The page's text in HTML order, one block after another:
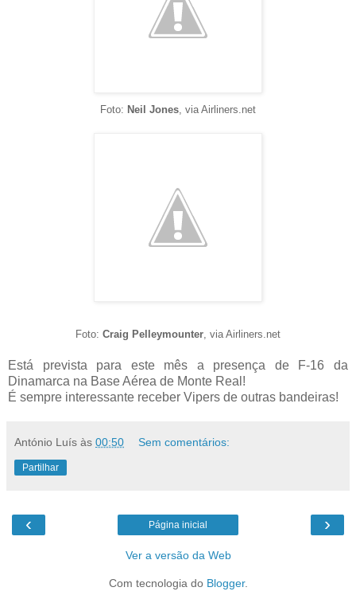
Foto: Neil Jones , via Airliners.net
Foto: Craig Pelleymounter , via Airliners.net
Está prevista para este mês a presença de F-16 da
Dinamarca na Base Aérea de Monte Real!
É sempre interessante receber Vipers de outras bandeiras!
António Luís às 00:50 Sem comentários:
Partilhar
‹ ›
Página inicial
Ver a versão da Web
Com tecnologia do Blogger.